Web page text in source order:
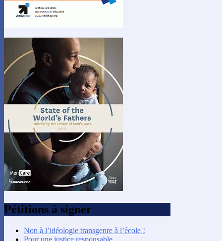
Pétitions à signer
Non à l’idéologie transgenre à l’école !
Pour une justice responsable